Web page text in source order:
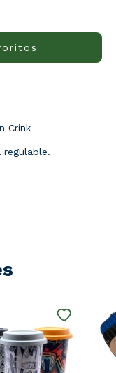
Crink